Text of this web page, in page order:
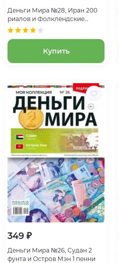
Деньги Мира №28, Иран 200
риалов и Фолклендские
острова 1 пенни
Купить
349 ₽
Деньги Мира №26, Судан 2
фунта и Остров Мэн 1 пенни